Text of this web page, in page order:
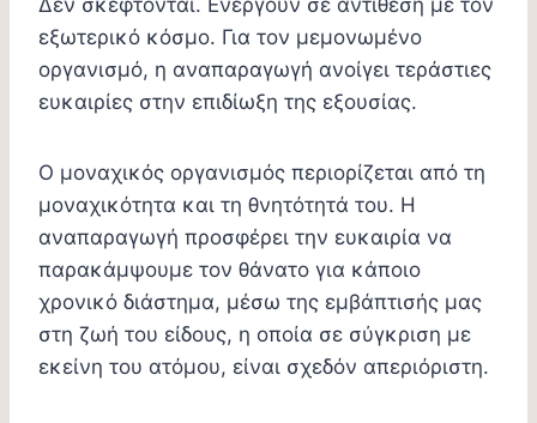
εξωτερικό κόσμο. Για τον μεμονωμένο
οργανισμό, η αναπαραγωγή ανοίγει τεράστιες
ευκαιρίες στην επιδίωξη της εξουσίας.
Ο μοναχικός οργανισμός περιορίζεται από τη
μοναχικότητα και τη θνητότητά του. Η
αναπαραγωγή προσφέρει την ευκαιρία να
παρακάμψουμε τον θάνατο για κάποιο
χρονικό διάστημα, μέσω της εμβάπτισής μας
στη ζωή του είδους, η οποία σε σύγκριση με
εκείνη του ατόμου, είναι σχεδόν απεριόριστη.